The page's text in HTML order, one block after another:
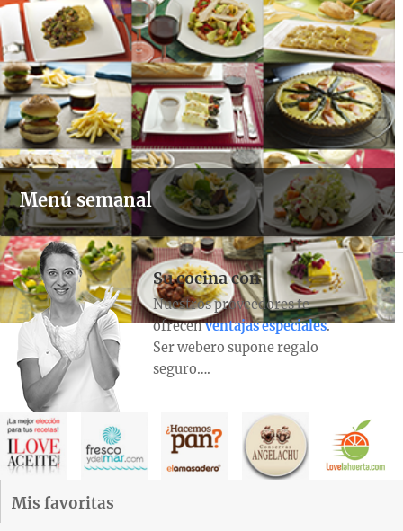
Menú semanal
Su cocina con
Nuestros proveedores te
ofrecenventajas especiales.
Ser webero supone regalo
seguro….
Mis favoritas